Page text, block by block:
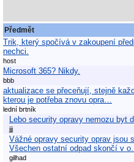
Předmět
Trik, který spočívá v zakoupení
nechci.
host
Microsoft 365? Nikdy.
bbb
aktualizace se přeceňují, stejně
kterou je potřeba znovu opra…
lední brtník
Lebo security opravy nemozu byt
jjj
Vážné opravy security oprav jsou
Všechen ostatní odpad skončí v o…
gilhad